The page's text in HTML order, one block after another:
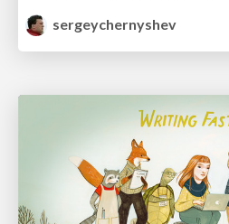
sergeychernyshev